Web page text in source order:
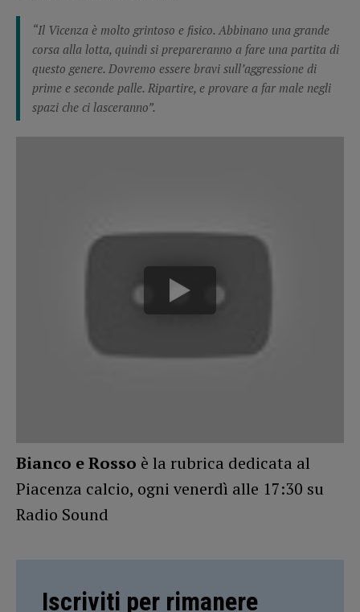
“Il Vicenza è molto grintoso e fisico. Abbinano una grande
corsa alla lotta, quindi si prepareranno a fare una partita di
questo genere. Dovremo essere bravi sull’aggressione di
prime e seconde palle. Ripartire, e provare a far male negli
spazi che ci lasceranno”.
Bianco e Rosso è la rubrica dedicata al
Piacenza calcio, ogni venerdì alle 17:30 su
Radio Sound
Iscriviti per rimanere